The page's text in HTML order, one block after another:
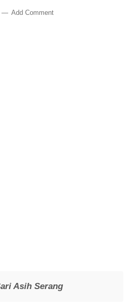
Add Comment
Asih Serang